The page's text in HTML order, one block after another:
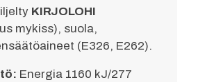
KIRJOLOHI
mykiss), suola,
(E326, E262).
Energia 1160 kJ/277